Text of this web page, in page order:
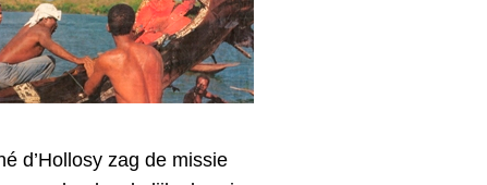
d’Hollosy zag de missie